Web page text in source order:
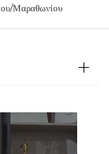
Μαραθωνίου